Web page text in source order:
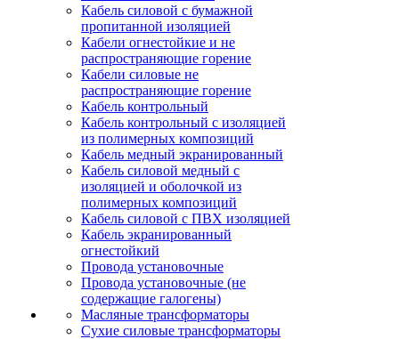
Кабель силовой с бумажной
пропитанной изоляцией
Кабели огнестойкие и не
распространяющие горение
Кабели силовые не
распространяющие горение
Кабель контрольный
Кабель контрольный с изоляцией
из полимерных композиций
Кабель медный экранированный
Кабель силовой медный с
изоляцией и оболочкой из
полимерных композиций
Кабель силовой с ПВХ изоляцией
Кабель экранированный
огнестойкий
Провода установочные
Провода установочные (не
содержащие галогены)
Масляные трансформаторы
Сухие силовые трансформаторы